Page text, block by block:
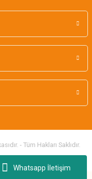
Whatsapp İletişim
- Tüm Hakları Saklıdır.